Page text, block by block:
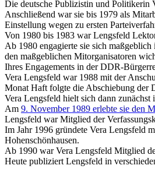
Die deutsche Publizistin und Politikerin
Anschließend war sie bis 1979 als
Einstellung wegen zu ersten
Von 1980 bis 1983 war Lengsfeld
Ab 1980 engagierte sie sich
den maßgeblichen Mitorganisatoren
Ihres Engagements in der DDR-
Vera Lengsfeld war 1988 mit der
Monat Haft folgte die Abschiebung der
Vera Lengsfeld hielt sich dann
Am 9. November 1989 erlebte sie den
Lengsfeld war Mitglied der
Im Jahr 1996 gründete Vera Lengsfeld
Hohenschönhausen.
Ab 1990 war Vera Lengsfeld Mitglied
Heute publiziert Lengsfeld in